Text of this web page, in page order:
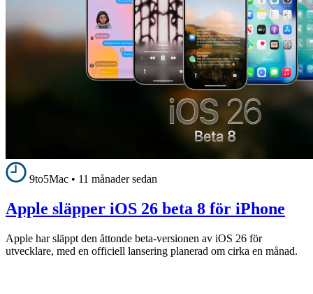
9to5Mac • 11 månader sedan
Apple släpper iOS 26 beta 8 för iPhone
Apple har släppt den åttonde beta-versionen av iOS 26 för
utvecklare, med en officiell lansering planerad om cirka en månad.